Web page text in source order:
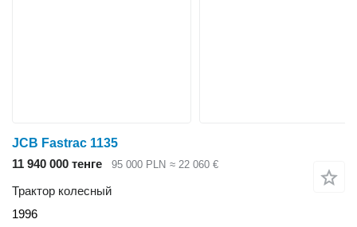
JCB Fastrac 1135
11 940 000 тенге
95 000 PLN ≈ 22 060 €
Трактор колесный
1996